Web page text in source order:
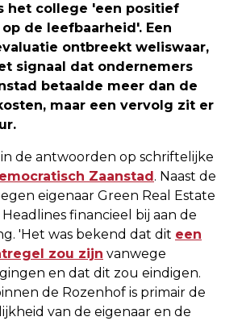
het college 'een positief
de leefbaarheid'. Een
ontbreekt weliswaar,
signaal dat ondernemers
betaalde meer dan de
maar een vervolg zit er
de antwoorden op schriftelijke
Zaanstad. Naast de
eigenaar Green Real Estate
financieel bij aan de
'Het was bekend dat dit een
zou zijn vanwege
en dat dit zou eindigen.
de Rozenhof is primair de
van de eigenaar en de